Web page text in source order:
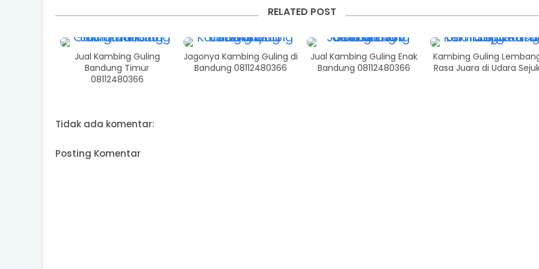
RELATED POST
Jual Kambing Guling
Bandung Timur
08112480366
Jagonya Kambing Guling di
Bandung 08112480366
Jual Kambing Guling Enak
Bandung 08112480366
Kambing Guling
Rasa Juara di Udara
Tidak ada komentar:
Posting Komentar